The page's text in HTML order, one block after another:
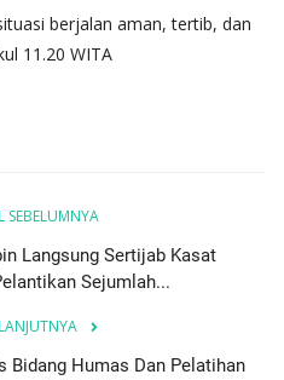
berjalan aman, tertib, dan
11.20 WITA
SEBELUMNYA
Langsung Sertijab Kasat
Sejumlah...
Bidang Humas Dan Pelatihan